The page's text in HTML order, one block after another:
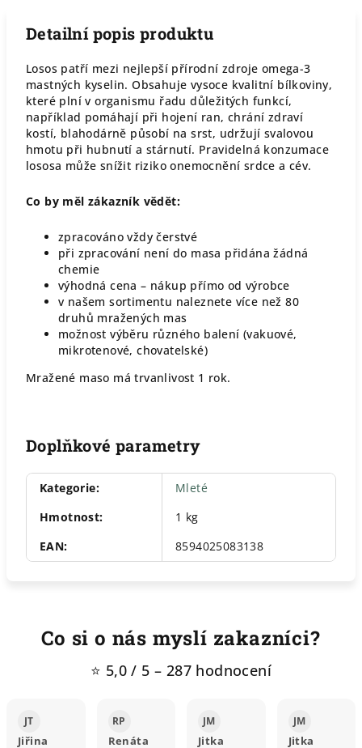
Detailní popis produktu
Losos patří mezi nejlepší přírodní zdroje omega-3
mastných kyselin. Obsahuje vysoce kvalitní bílkoviny,
které plní v organismu řadu důležitých funkcí,
například pomáhají při hojení ran, chrání zdraví
kostí, blahodárně působí na srst, udržují svalovou
hmotu při hubnutí a stárnutí. Pravidelná konzumace
lososa může snížit riziko onemocnění srdce a cév.
Co by měl zákazník vědět:
zpracováno vždy čerstvé
při zpracování není do masa přidána žádná
chemie
výhodná cena – nákup přímo od výrobce
v našem sortimentu naleznete více než 80
druhů mražených mas
možnost výběru různého balení (vakuové,
mikrotenové, chovatelské)
Mražené maso má trvanlivost 1 rok.
Doplňkové parametry
Kategorie:
Mleté
Hmotnost:
1 kg
EAN: 8594025083138
Co si o nás myslí zakazníci?
⭐ 5,0 / 5 – 287 hodnocení
JT
Jiřina
RP
Renáta
JM
Jitka
JM
Jitka